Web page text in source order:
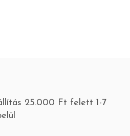
25.000 Ft felett 1-7